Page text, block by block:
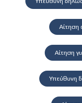
Αίτηση
Αίτηση
Υπεύθυνη